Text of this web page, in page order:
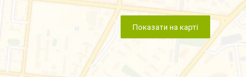
Показати на карті